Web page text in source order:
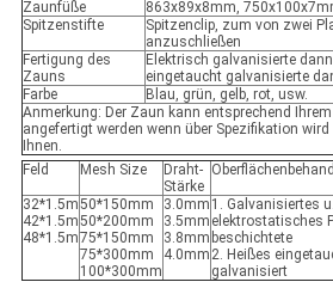
Zaunfüße
863x89x8mm,
Spitzenstifte
Spitzenclip, zum von zwei
anzuschließen
Fertigung des
Zauns
Elektrisch galvanisierte
eingetaucht galvanisierte
Farbe
Blau, grün, gelb, rot, usw.
Anmerkung: Der Zaun kann entsprechend
angefertigt werden wenn über Spezifikation
Ihnen.
Feld
Mesh Size
Draht-
Stärke
32*1.5m
42*1.5m
48*1.5m
50*150mm
50*200mm
75*150mm
75*300mm
100*300mm
3.0mm
3.5mm
3.8mm
4.0mm
1. Galvanisiertes u.
elektrostatisches
beschichtete
2. Heißes
galvanisiert